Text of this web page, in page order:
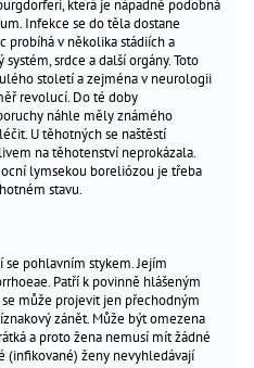
která je nápadně podobná
Infekce se do těla dostane
probíhá v několika stádiích a
srdce a další orgány. Toto
století a zejména v neurologii
revolucí. Do té doby
náhle měly známého
U těhotných se naštěstí
na těhotenství neprokázala.
lymsekou boreliózou je třeba
stavu.
pohlavním stykem. Jejím
Patří k povinně hlášeným
se může projevit jen přechodným
zánět. Může být omezena
a proto žena nemusí mít žádné
(infikované) ženy nevyhledávají